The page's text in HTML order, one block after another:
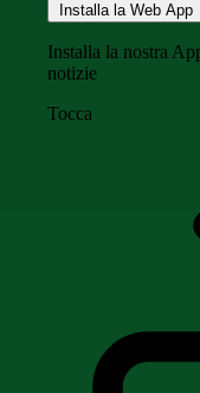
Installa la Web App
Installa la nostra
notizie
Tocca